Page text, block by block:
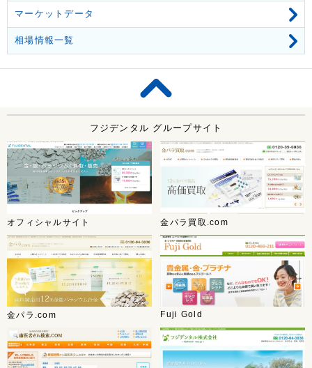
マーケットデータ
相場情報一覧
フジデンタル グループサイト
オフィシャルサイト 金パラ買取.com
金パラ.com Fuji Gold